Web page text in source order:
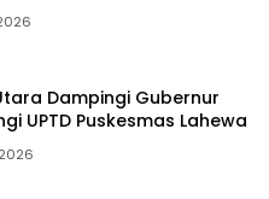
Dampingi Gubernur
UPTD Puskesmas Lahewa